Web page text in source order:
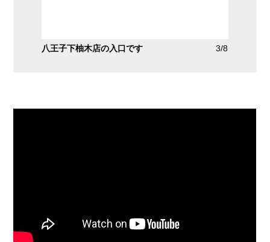
柚木店の入口です シャッタータイプのトラン